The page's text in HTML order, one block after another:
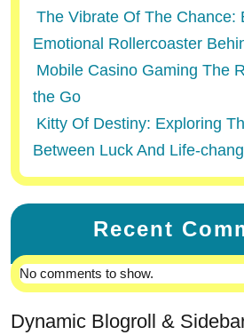
The Vibrate Of The Chance:
Emotional Rollercoaster
Mobile Casino Gaming The
the Go
Kitty Of Destiny: Exploring
Between Luck And Life-
Recent
No comments to show.
Dynamic Blogroll &